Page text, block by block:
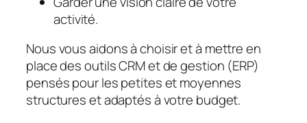
activité.
Nous vous aidons à choisir et à mettre en
place des outils CRM et de gestion (ERP)
pensés pour les petites et moyennes
structures et adaptés à votre budget.